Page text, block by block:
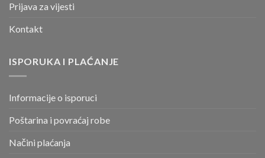
Prijava za vijesti
Kontakt
ISPORUKA I PLAĆANJE
Informacije o isporuci
Poštarina i povraćaj robe
Načini plaćanja